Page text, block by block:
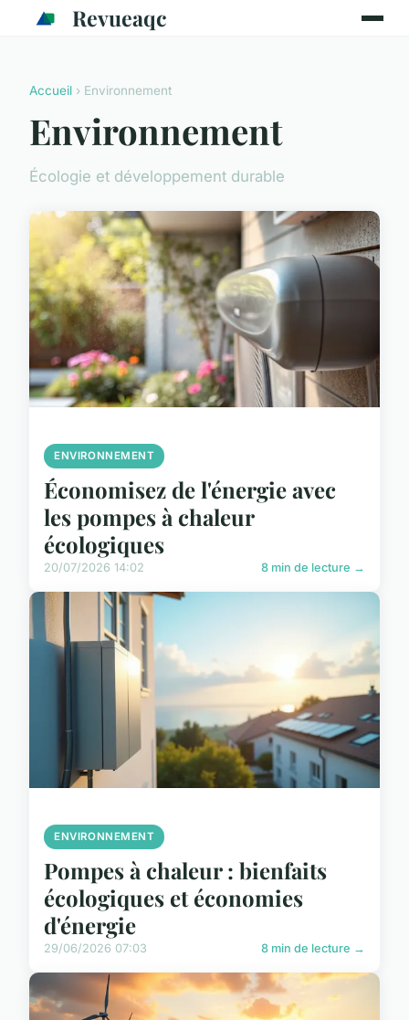
Revueaqc
Accueil › Environnement
Environnement
Écologie et développement durable
ENVIRONNEMENT
Économisez de l'énergie avec
les pompes à chaleur
écologiques
20/07/2026 14:02 8 min de lecture →
ENVIRONNEMENT
Pompes à chaleur : bienfaits
écologiques et économies
d'énergie
29/06/2026 07:03 8 min de lecture →